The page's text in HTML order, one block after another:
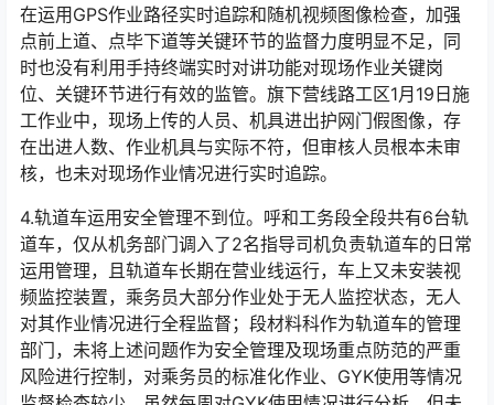
在运用GPS作业路径实时追踪和随机视频图像检查，加强
点前上道、点毕下道等关键环节的监督力度明显不足，同
时也没有利用手持终端实时对讲功能对现场作业关键岗
位、关键环节进行有效的监管。旗下营线路工区1月19日施
工作业中，现场上传的人员、机具进出护网门假图像，存
在出进人数、作业机具与实际不符，但审核人员根本未审
核，也未对现场作业情况进行实时追踪。󠅅󠅃󠄵󠅂󠄪󠇖󠆨󠆨󠇕󠆞󠆒󠅬󠇘󠆭󠆘󠇙󠆝󠅵󠇗󠆭󠆁󠄐󠇗󠅹󠅸󠇖󠆍󠅳󠇖󠅹󠅰󠇖󠆌󠅹
4.轨道车运用安全管理不到位。呼和工务段全段共有6台轨
道车，仅从机务部门调入了2名指导司机负责轨道车的日常
运用管理，且轨道车长期在营业线运行，车上又未安装视
频监控装置，乘务员大部分作业处于无人监控状态，无人
对其作业情况进行全程监督；段材料科作为轨道车的管理
部门，未将上述问题作为安全管理及现场重点防范的严重
风险进行控制，对乘务员的标准化作业、GYK使用等情况